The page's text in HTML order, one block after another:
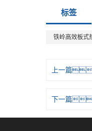
标签
铁岭高效板式
上一篇
下一篇